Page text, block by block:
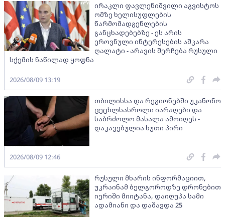
ირაკლი ფავლენიშვილი აგვისტოს
ომზე ხელისუფლების
წარმომადგენლების
განცხადებებზე - ეს არის
ეროვნული ინტერესების აშკარა
ღალატი - არავის შერჩება რუსული
სქემის ნაწილად ყოფნა
2026/08/09 13:19
თბილისსა და რეგიონებში უკანონო
ცეცხლსასროლი იარაღები და
საბრძოლო მასალა ამოიღეს -
დაკავებულია ხუთი პირი
2026/08/09 12:46
რუსული მხარის ინფორმაციით,
უკრაინამ ბელგოროდზე დრონებით
იერიში მიიტანა, დაიღუპა სამი
ადამიანი და დაშავდა 25